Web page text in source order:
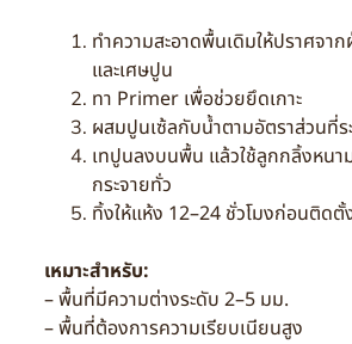
ทำความสะอาดพื้นเดิมให้ปราศจา
และเศษปูน
ทา Primer เพื่อช่วยยึดเกาะ
ผสมปูนเซ้ลกับน้ำตามอัตราส่วนที่ร
เทปูนลงบนพื้น แล้วใช้ลูกกลิ้งหนา
กระจายทั่ว
ทิ้งให้แห้ง 12–24 ชั่วโมงก่อนติด
เหมาะสำหรับ:
– พื้นที่มีความต่างระดับ 2–5 มม.
– พื้นที่ต้องการความเรียบเนียนสูง